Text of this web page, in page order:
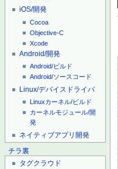
iOS/開発
Cocoa
Objective-C
Xcode
Android/開発
Android/ビルド
Android/ソースコード
Linux/デバイスドライバ
Linuxカーネル/ビルド
カーネルモジュール/開
発
ネイティブアプリ開発
チラ裏
タグクラウド